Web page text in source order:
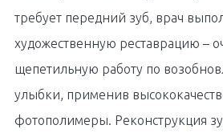
требует передний зуб, врач
художественную реставрацию –
щепетильную работу по
улыбки, применив
фотополимеры. Реконструкция